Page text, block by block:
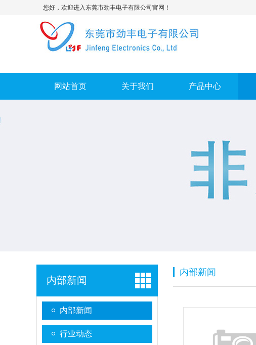
您好，欢迎进入东莞市劲丰电子有限公司官网！
网站首页 关于我们 产品中心
内部新闻
内部新闻
行业动态
内部新闻